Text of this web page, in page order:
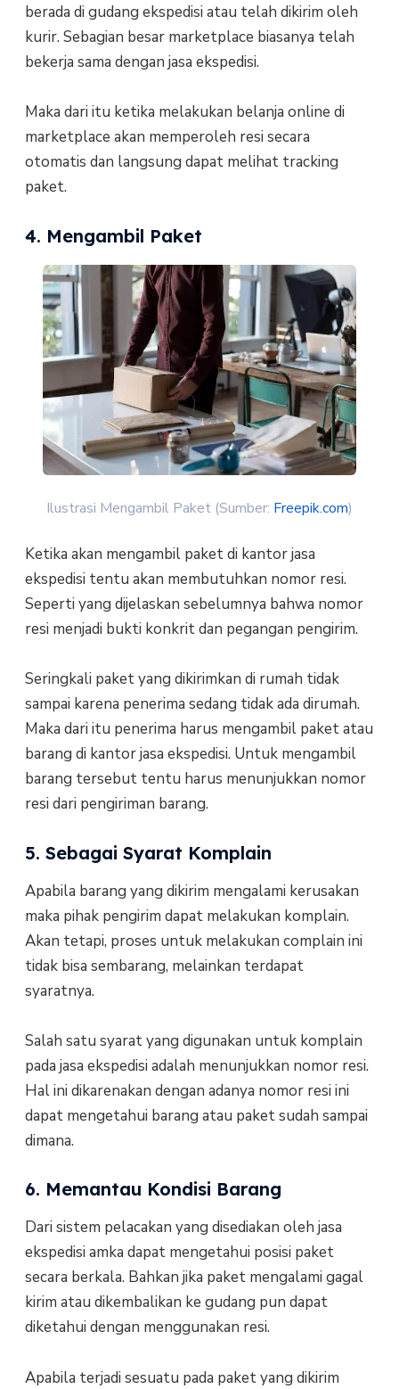
berada di gudang ekspedisi atau telah dikirim oleh
kurir. Sebagian besar marketplace biasanya telah
bekerja sama dengan jasa ekspedisi.
Maka dari itu ketika melakukan belanja online di
marketplace akan memperoleh resi secara
otomatis dan langsung dapat melihat tracking
paket.
4. Mengambil Paket
Ilustrasi Mengambil Paket (Sumber: Freepik.com)
Ketika akan mengambil paket di kantor jasa
ekspedisi tentu akan membutuhkan nomor resi.
Seperti yang dijelaskan sebelumnya bahwa nomor
resi menjadi bukti konkrit dan pegangan pengirim.
Seringkali paket yang dikirimkan di rumah tidak
sampai karena penerima sedang tidak ada dirumah.
Maka dari itu penerima harus mengambil paket atau
barang di kantor jasa ekspedisi. Untuk mengambil
barang tersebut tentu harus menunjukkan nomor
resi dari pengiriman barang.
5. Sebagai Syarat Komplain
Apabila barang yang dikirim mengalami kerusakan
maka pihak pengirim dapat melakukan komplain.
Akan tetapi, proses untuk melakukan complain ini
tidak bisa sembarang, melainkan terdapat
syaratnya.
Salah satu syarat yang digunakan untuk komplain
pada jasa ekspedisi adalah menunjukkan nomor resi.
Hal ini dikarenakan dengan adanya nomor resi ini
dapat mengetahui barang atau paket sudah sampai
dimana.
6. Memantau Kondisi Barang
Dari sistem pelacakan yang disediakan oleh jasa
ekspedisi amka dapat mengetahui posisi paket
secara berkala. Bahkan jika paket mengalami gagal
kirim atau dikembalikan ke gudang pun dapat
diketahui dengan menggunakan resi.
Apabila terjadi sesuatu pada paket yang dikirim